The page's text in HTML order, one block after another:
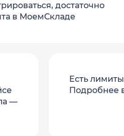
достаточно
в МоемСкладе
—
Есть
Подробнее